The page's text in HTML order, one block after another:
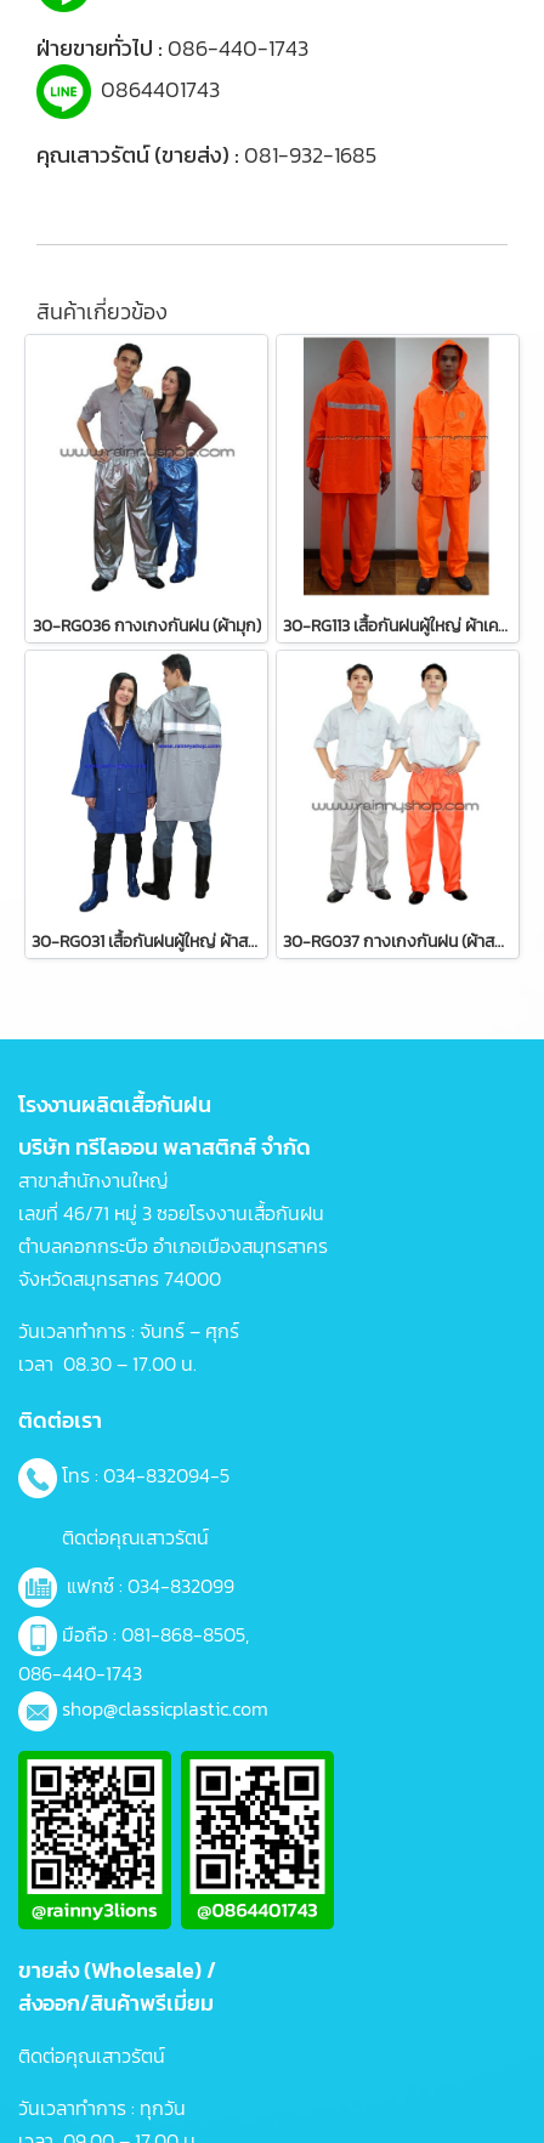
ฝ่ายขายทั่วไป : 086-440-1743
0864401743
คุณเสาวรัตน์ (ขายส่ง) : 081-932-1685
สินค้าเกี่ยวข้อง
30-RG036 กางเกงกันฝน (ผ้ามุก) 30-RG113 เสื้อกันฝนผู้ใหญ่ ผ้าเคลือบกันน้ำ แบบเสื้อ+กางเกง
30-RG031 เสื้อกันฝนผู้ใหญ่ ผ้าสองหน้า แบบแจ็คเก็ต 30-RG037 กางเกงกันฝน (ผ้าสองหน้า)
โรงงานผลิตเสื้อกันฝน
บริษัท ทรีไลออน พลาสติกส์ จำกัด
สาขาสำนักงานใหญ่
เลขที่ 46/71 หมู่ 3 ซอยโรงงานเสื้อกันฝน
ตำบลคอกกระบือ อำเภอเมืองสมุทรสาคร
จังหวัดสมุทรสาคร 74000
วันเวลาทำการ : จันทร์ – ศุกร์
เวลา 08.30 – 17.00 น.
ติดต่อเรา
โทร : 034-832094-5
ติดต่อคุณเสาวรัตน์
แฟกซ์ : 034-832099
มือถือ : 081-868-8505,
086-440-1743
shop@classicplastic.com
ขายส่ง (Wholesale) /
ส่งออก/สินค้าพรีเมี่ยม
ติดต่อคุณเสาวรัตน์
วันเวลาทำการ : ทุกวัน